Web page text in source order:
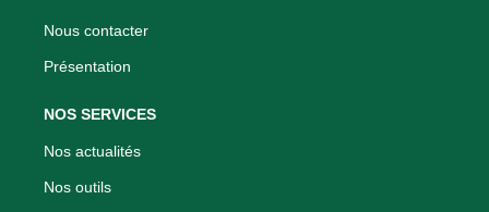
Nous contacter
Présentation
NOS SERVICES
Nos actualités
Nos outils